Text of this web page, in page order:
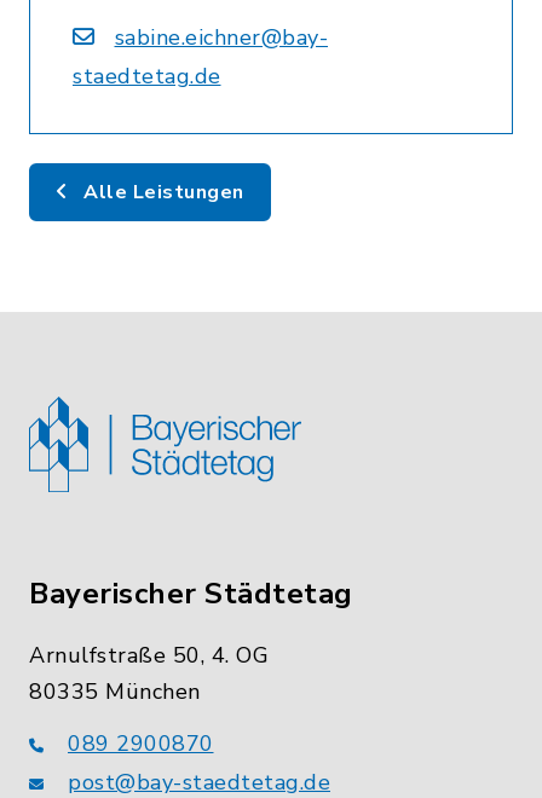
sabine.eichner@bay-
staedtetag.de
Alle Leistungen
Bayerischer Städtetag
Arnulfstraße 50, 4. OG
80335 München
089 2900870
post@bay-staedtetag.de